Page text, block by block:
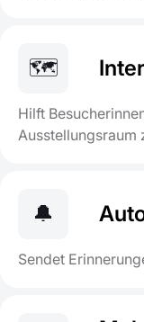
🗺️
Hilft
Ausstellungsraum
🔔
Sendet